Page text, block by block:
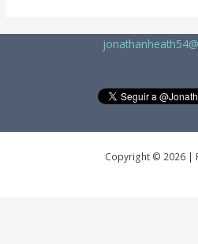
Copyright © 2026 |